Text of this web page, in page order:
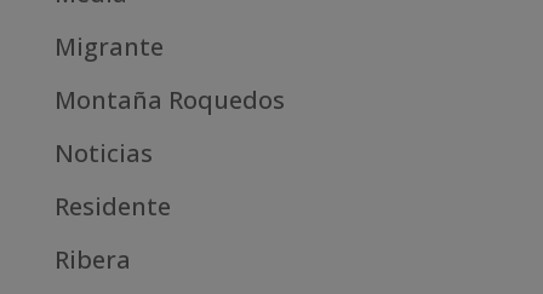
Migrante
Montaña Roquedos
Noticias
Residente
Ribera